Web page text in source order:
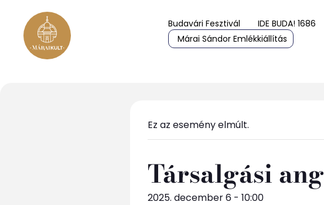
Budavári Fesztivál IDE BUDA! 1686
Márai Sándor Emlékkiállítás
Ez az esemény elmúlt.
Társalgási
2025. december 6 - 10:00